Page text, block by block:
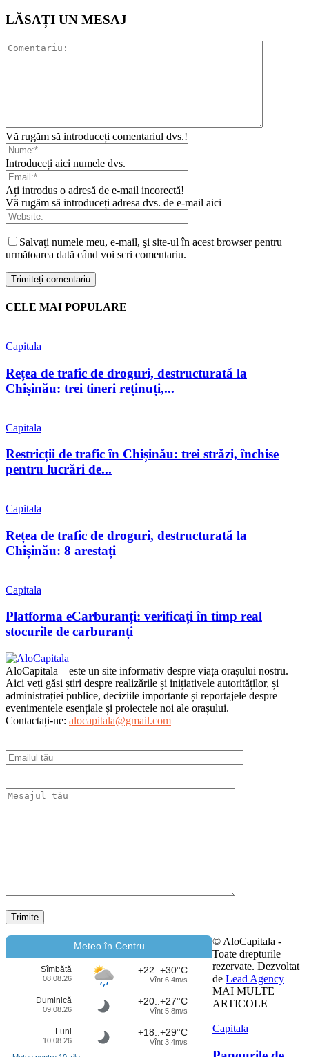
LĂSAȚI UN MESAJ
Vă rugăm să introduceți comentariul dvs.!
Introduceți aici numele dvs.
Ați introdus o adresă de e-mail incorectă!
Vă rugăm să introduceți adresa dvs. de e-mail aici
Salvaţi numele meu, e-mail, şi site-ul în acest browser pentru
următoarea dată când voi scri comentariu.
CELE MAI POPULARE
Capitala
Rețea de trafic de droguri, destructurată la
Chișinău: trei tineri reținuți,...
Capitala
Restricții de trafic în Chișinău: trei străzi, închise
pentru lucrări de...
Capitala
Rețea de trafic de droguri, destructurată la
Chișinău: 8 arestați
Capitala
Platforma eCarburanți: verificați în timp real
stocurile de carburanți
AloCapitala – este un site informativ despre viața orașului nostru.
Aici veți găsi știri despre realizările și inițiativele autorităților, și
administrației publice, deciziile importante și reportajele despre
evenimentele esențiale și proiectele noi ale orașului.
Contactați-ne: alocapitala@gmail.com
Meteo în Centru
Sîmbătă
08.08.26
+22..+30°C
Vînt 6.4m/s
Duminică
09.08.26
+20..+27°C
Vînt 5.8m/s
Luni
10.08.26
+18..+29°C
Vînt 3.4m/s
© AloCapitala -
Toate drepturile
rezervate. Dezvoltat
de Lead Agency
MAI MULTE
ARTICOLE
Capitala